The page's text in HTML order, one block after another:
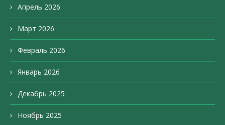
Апрель 2026
Март 2026
Февраль 2026
Январь 2026
Декабрь 2025
Ноябрь 2025